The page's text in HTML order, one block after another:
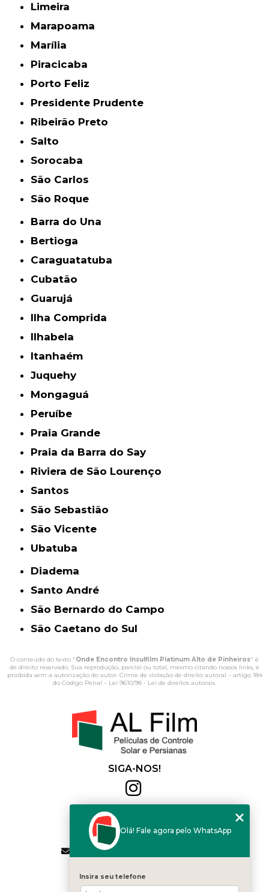
Limeira
Marapoama
Marília
Piracicaba
Porto Feliz
Presidente Prudente
Ribeirão Preto
Salto
Sorocaba
São Carlos
São Roque
Barra do Una
Bertioga
Caraguatatuba
Cubatão
Guarujá
Ilha Comprida
Ilhabela
Itanhaém
Juquehy
Mongaguá
Peruíbe
Praia Grande
Praia da Barra do Say
Riviera de São Lourenço
Santos
São Sebastião
São Vicente
Ubatuba
Diadema
Santo André
São Bernardo do Campo
São Caetano do Sul
O conteúdo do texto "Onde Encontro Insulfilm Platinum Alto de Pinheiros" é
de direito reservado. Sua reprodução, parcial ou total, mesmo citando nossos links, é
proibida sem a autorização do autor. Crime de violação de direito autoral – artigo 184
do Código Penal – Lei 9610/98 - Lei de direitos autorais.
SIGA-NOS!
(11) 2564-4684
(11) 94168-2041
contato.vendas@alfilm.com.br
MENU
HOME
Olá! Fale agora pelo WhatsApp
Insira seu telefone